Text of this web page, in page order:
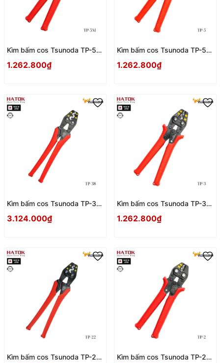
Kìm bấm cos Tsunoda TP-5M
1.262.800₫
Kìm bấm cos Tsunoda TP-5
1.262.800₫
Kìm bấm cos Tsunoda TP-38
3.124.000₫
Kìm bấm cos Tsunoda TP-3
1.262.800₫
Kìm bấm cos Tsunoda TP-22
Kìm bấm cos Tsunoda TP-2